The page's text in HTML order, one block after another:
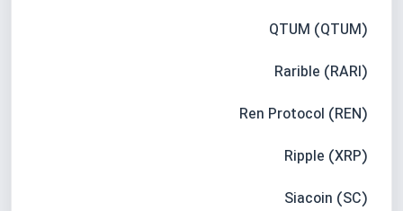
QTUM (QTUM)
Rarible (RARI)
Ren Protocol (REN)
Ripple (XRP)
Siacoin (SC)